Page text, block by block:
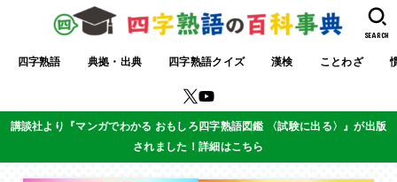
四字熟語 典拠・出典 四字熟語クイズ 漢検 ことわざ
SEARCH
講談社より『マンガでわかる おもしろ四字熟語図鑑 〈試験に出る〉』が出版
されました！詳細はこちら